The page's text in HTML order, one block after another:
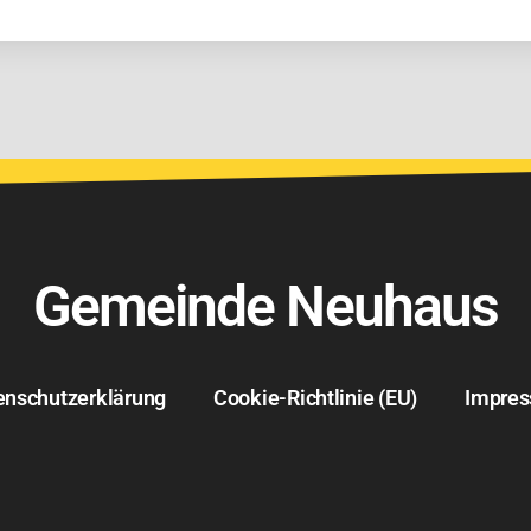
Gemeinde Neuhaus
Cookie-Richtlinie (EU)